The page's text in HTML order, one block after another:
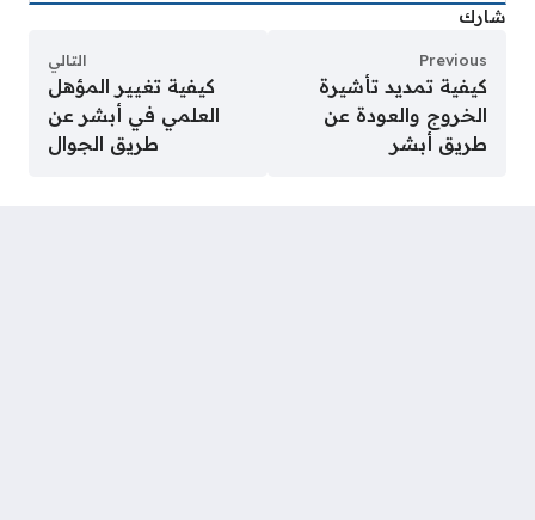
شارك
Previous
كيفية تمديد تأشيرة
الخروج والعودة عن
طريق أبشر
التالي
كيفية تغيير المؤهل
العلمي في أبشر عن
طريق الجوال